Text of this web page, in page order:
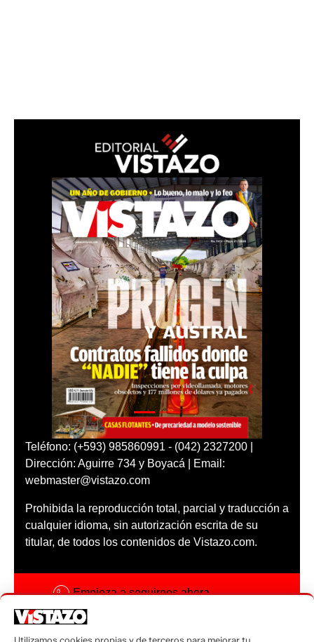
Teléfono: (+593) 985860991 - (042) 2327200 |
Dirección: Aguirre 734 y Boyacá | Email:
webmaster@vistazo.com
Prohibida la reproducción total, parcial y traducción a
cualquier idioma, sin autorización escrita de su
titular, de todos los contenidos de Vistazo.com.
Empieza a seguirnos ahora